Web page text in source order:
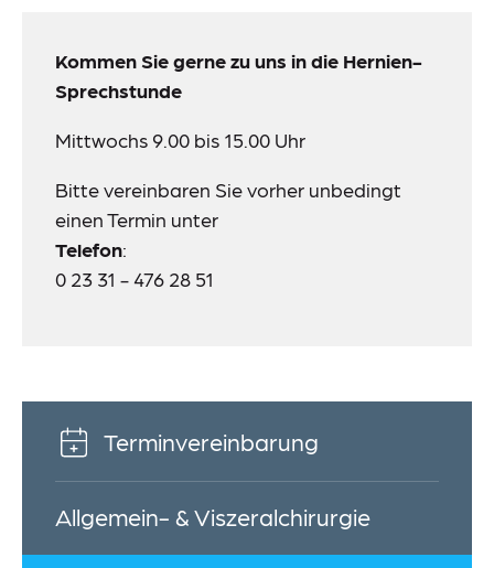
Kommen Sie gerne zu uns in die Hernien-
Sprechstunde
Mittwochs 9.00 bis 15.00 Uhr
Bitte vereinbaren Sie vorher unbedingt
einen Termin unter
Telefon:
0 23 31 - 476 28 51
Terminvereinbarung
Allgemein- & Viszeralchirurgie